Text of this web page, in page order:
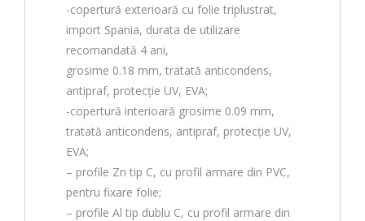
-copertură exterioară cu folie triplustrat,
import Spania, durata de utilizare
recomandată 4 ani,
grosime 0.18 mm, tratată anticondens,
antipraf, protecție UV, EVA;
-copertură interioară grosime 0.09 mm,
tratată anticondens, antipraf, protecție UV,
EVA;
– profile Zn tip C, cu profil armare din PVC,
pentru fixare folie;
– profile Al tip dublu C, cu profil armare din